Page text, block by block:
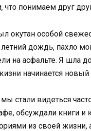
что понимаем друг
окутан особой
дождь, пахло
на асфальте. Я шла
начинается новый
стали видеться
обсуждали книги и
из своей жизни,